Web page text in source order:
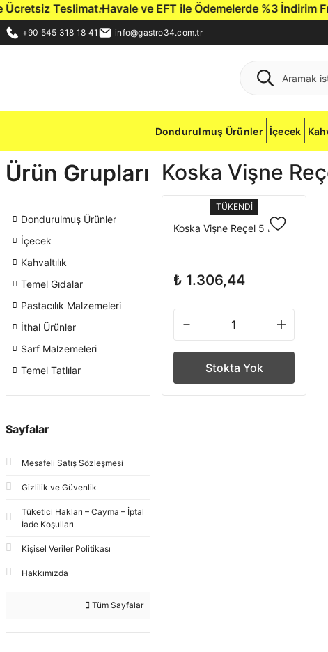
Teslimat.Havale ve EFT ile Ödemelerde %3 İndirim
+90 545 318 18 41 info@gastro34.com.tr
Dondurulmuş Ürünler İçecek
Ürün Grupları
Dondurulmuş Ürünler
İçecek
Kahvaltılık
Temel Gıdalar
Pastacılık Malzemeleri
İthal Ürünler
Sarf Malzemeleri
Temel Tatlılar
Sayfalar
Mesafeli Satış Sözleşmesi
Gizlilik ve Güvenlik
Tüketici Hakları – Cayma – İptal
İade Koşulları
Kişisel Veriler Politikası
Hakkımızda
Tüm Sayfalar
Koska Vişne
TÜKENDİ
Koska Vişne Reçel 5 Kg
₺ 1.306,44
Stokta Yok